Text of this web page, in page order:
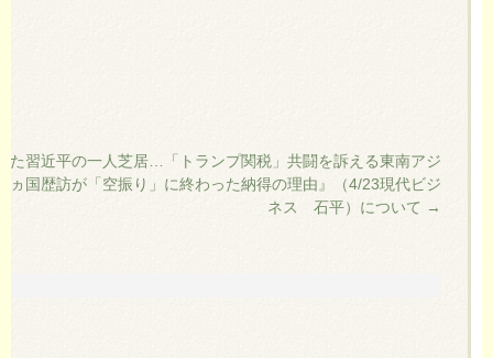
た習近平の一人芝居…「トランプ関税」共闘を訴える東南アジ
ヵ国歴訪が「空振り」に終わった納得の理由』（4/23現代ビジ
ネス 石平）について →